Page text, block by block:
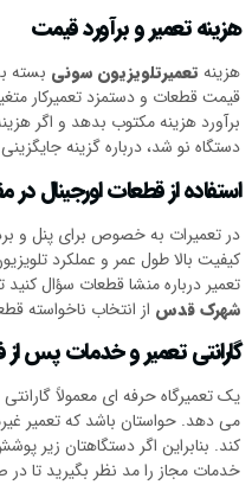
هزینه تعمیر و برآورد قیمت
هزینه تعمیرتلویزیون سونی بسته
قیمت قطعات و دستمزد تعمیرکار
برآورد هزینه مکتوب بدهد و اگر
دستگاه نو شد، درباره گزینه
استفاده از قطعات اورجینال
در تعمیرات به خصوص برای پنل و برد
کیفیت بالا طول عمر و عملکرد
تعمیر درباره منشا قطعات سؤال کنید
شهرک قدس از انتخاب ناخواسته
گارانتی تعمیر و خدمات پس
یک تعمیرگاه حرفه ای معمولاً
می دهد. حواستان باشد که تعمیر
کند. بنابراین اگر دستگاهتان زیر
خدمات مجاز را مد نظر بگیرید تا در